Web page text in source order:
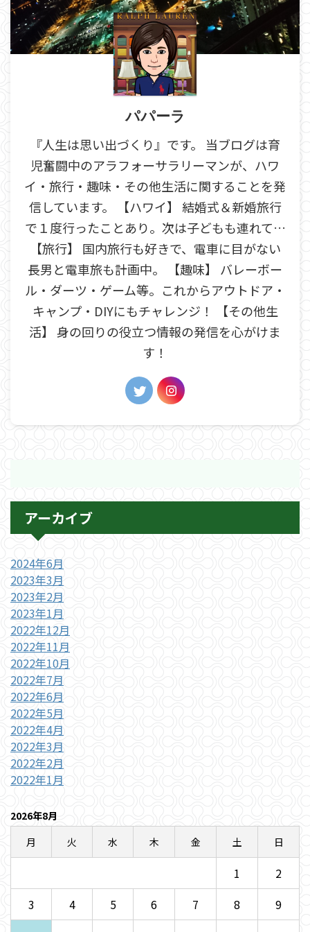
パパーラ
『人生は思い出づくり』です。 当ブログは育
児奮闘中のアラフォーサラリーマンが、ハワ
イ・旅行・趣味・その他生活に関することを発
信しています。 【ハワイ】 結婚式＆新婚旅行
で１度行ったことあり。次は子どもも連れて…
【旅行】 国内旅行も好きで、電車に目がない
長男と電車旅も計画中。 【趣味】 バレーボー
ル・ダーツ・ゲーム等。これからアウトドア・
キャンプ・DIYにもチャレンジ！ 【その他生
活】 身の回りの役立つ情報の発信を心がけま
す！
アーカイブ
2024年6月
2023年3月
2023年2月
2023年1月
2022年12月
2022年11月
2022年10月
2022年7月
2022年6月
2022年5月
2022年4月
2022年3月
2022年2月
2022年1月
2026年8月
月
火 水 木 金 土 日
1
2
3
4 5 6 7 8
9